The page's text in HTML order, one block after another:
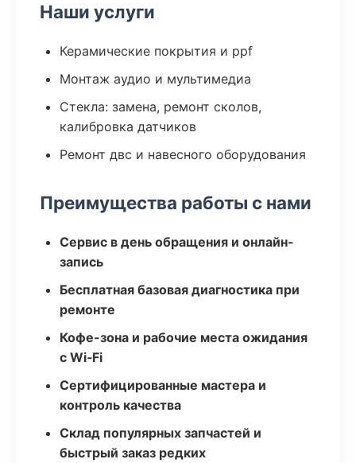
Наши услуги
Керамические покрытия и ppf
Монтаж аудио и мультимедиа
Стекла: замена, ремонт сколов,
калибровка датчиков
Ремонт двс и навесного оборудования
Преимущества работы с нами
Сервис в день обращения и онлайн-
запись
Бесплатная базовая диагностика при
ремонте
Кофе-зона и рабочие места ожидания
с Wi‑Fi
Сертифицированные мастера и
контроль качества
Склад популярных запчастей и
быстрый заказ редких